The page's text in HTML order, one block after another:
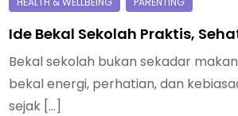
Ide Bekal Sekolah Praktis,
Bekal sekolah bukan sekadar
bekal energi, perhatian, dan
sejak […]